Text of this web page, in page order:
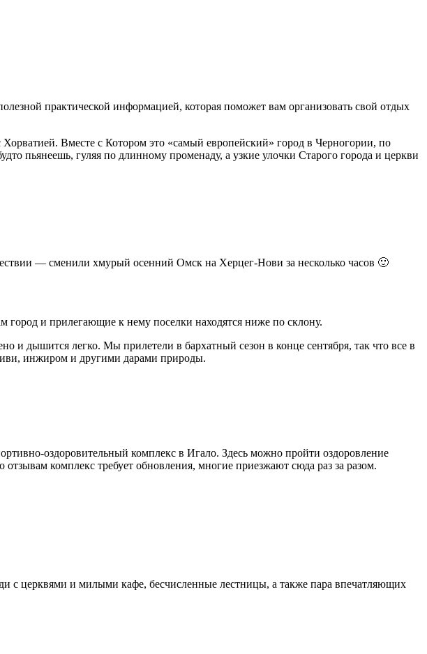
Вместе с Котором это «самый европейский» город в Черногории, по
пьянеешь, гуляя по длинному променаду, а узкие улочки Старого города и церкви
— сменили хмурый осенний Омск на Херцег-Нови за несколько часов 🙂
город и прилегающие к нему поселки находятся ниже по склону.
и дышится легко. Мы прилетели в бархатный сезон в конце сентября, так что все в
инжиром и другими дарами природы.
оздоровительный комплекс в Игало. Здесь можно пройти оздоровление
комплекс требует обновления, многие приезжают сюда раз за разом.
церквями и милыми кафе, бесчисленные лестницы, а также пара впечатляющих